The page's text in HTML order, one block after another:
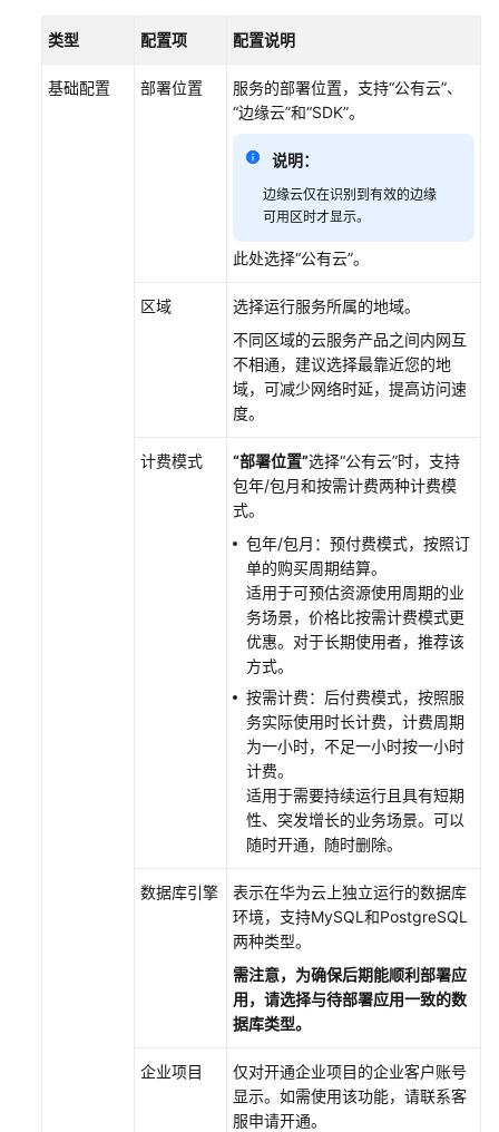
户
类型 配置项 配置说明
基础配置 部署位置 服务的部署位置，支持“公有云”、
“边缘云”和“SDK”。
说明：
边缘云仅在识别到有效的边缘
可用区时才显示。
此处选择“公有云”。
区域
选择运行服务所属的地域。
不同区域的云服务产品之间内网互
不相通，建议选择最靠近您的地
域，可减少网络时延，提高访问速
度。
计费模式 “部署位置”选择“公有云”时，支持
包年/包月和按需计费两种计费模
式。
包年/包月：预付费模式，按照订
单的购买周期结算。
适用于可预估资源使用周期的业
务场景，价格比按需计费模式更
优惠。对于长期使用者，推荐该
方式。
按需计费：后付费模式，按照服
务实际使用时长计费，计费周期
为一小时，不足一小时按一小时
计费。
适用于需要持续运行且具有短期
性、突发增长的业务场景。可以
随时开通，随时删除。
数据库引擎
表示在华为云上独立运行的数据库
环境，支持MySQL和PostgreSQL
两种类型。
需注意，为确保后期能顺利部署应
用，请选择与待部署应用一致的数
据库类型。
企业项目 仅对开通企业项目的企业客户账号
显示。如需使用该功能，请联系客
服申请开通。